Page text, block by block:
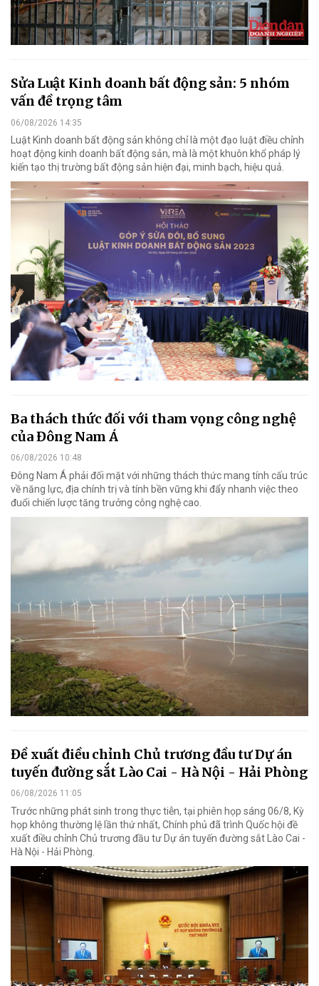
Sửa Luật Kinh doanh bất động sản: 5 nhóm
vấn đề trọng tâm
06/08/2026 14:35
Luật Kinh doanh bất động sản không chỉ là một đạo luật điều chỉnh
hoạt động kinh doanh bất động sản, mà là một khuôn khổ pháp lý
kiến tạo thị trường bất động sản hiện đại, minh bạch, hiệu quả.
Ba thách thức đối với tham vọng công nghệ
của Đông Nam Á
06/08/2026 10:48
Đông Nam Á phải đối mặt với những thách thức mang tính cấu trúc
về năng lực, địa chính trị và tính bền vững khi đẩy nhanh việc theo
đuổi chiến lược tăng trưởng công nghệ cao.
Đề xuất điều chỉnh Chủ trương đầu tư Dự án
tuyến đường sắt Lào Cai - Hà Nội - Hải Phòng
06/08/2026 11:05
Trước những phát sinh trong thực tiễn, tại phiên họp sáng 06/8, Kỳ
họp không thường lệ lần thứ nhất, Chính phủ đã trình Quốc hội đề
xuất điều chỉnh Chủ trương đầu tư Dự án tuyến đường sắt Lào Cai -
Hà Nội - Hải Phòng.